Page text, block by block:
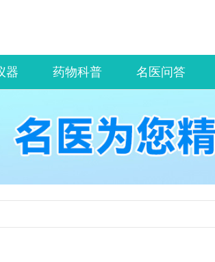
器 药物科普 名医问答